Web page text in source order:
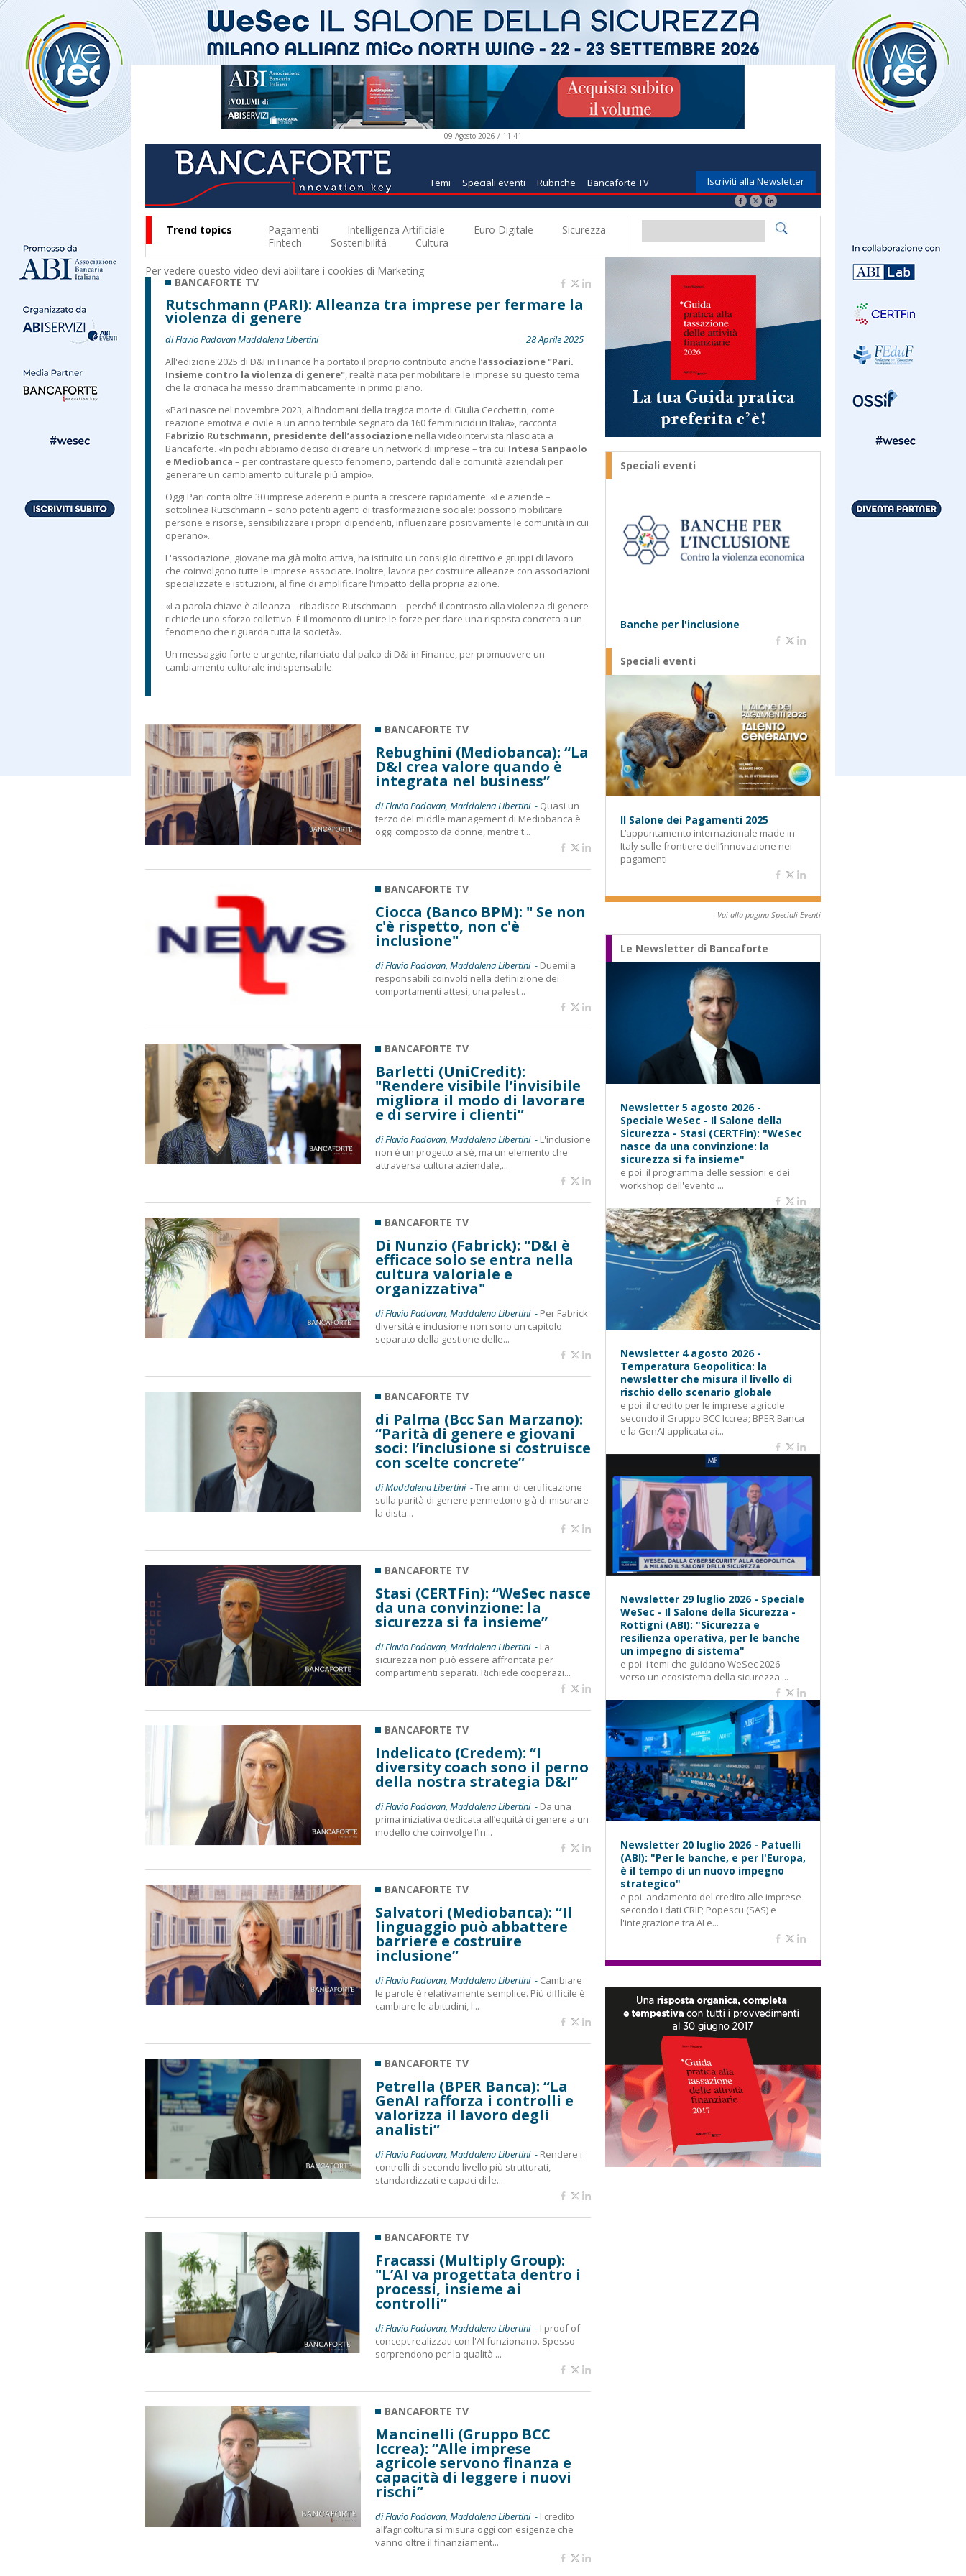
09 Agosto 2026 / 11:41
Temi Speciali eventi Rubriche Bancaforte TV Iscriviti alla Newsletter
Trend topics Pagamenti Intelligenza Artificiale Euro Digitale
Sicurezza
Fintech
Sostenibilità Cultura
Per vedere questo video devi abilitare i cookies di Marketing
BANCAFORTE TV
Rutschmann (PARI): Alleanza tra imprese per fermare la
violenza di genere
di Flavio Padovan Maddalena Libertini
28 Aprile 2025
All'edizione 2025 di D&I in Finance ha portato il proprio contributo anche l’associazione "Pari.
Insieme contro la violenza di genere", realtà nata per mobilitare le imprese su questo tema
che la cronaca ha messo drammaticamente in primo piano.
«Pari nasce nel novembre 2023, all’indomani della tragica morte di Giulia Cecchettin, come
reazione emotiva e civile a un anno terribile segnato da 160 femminicidi in Italia», racconta
Fabrizio Rutschmann, presidente dell’associazione nella videointervista rilasciata a
Bancaforte. «In pochi abbiamo deciso di creare un network di imprese – tra cui Intesa Sanpaolo
e Mediobanca – per contrastare questo fenomeno, partendo dalle comunità aziendali per
generare un cambiamento culturale più ampio».
Oggi Pari conta oltre 30 imprese aderenti e punta a crescere rapidamente: «Le aziende –
sottolinea Rutschmann – sono potenti agenti di trasformazione sociale: possono mobilitare
persone e risorse, sensibilizzare i propri dipendenti, influenzare positivamente le comunità in cui
operano».
L'associazione, giovane ma già molto attiva, ha istituito un consiglio direttivo e gruppi di lavoro
che coinvolgono tutte le imprese associate. Inoltre, lavora per costruire alleanze con associazioni
specializzate e istituzioni, al fine di amplificare l'impatto della propria azione.
«La parola chiave è alleanza – ribadisce Rutschmann – perché il contrasto alla violenza di genere
richiede uno sforzo collettivo. È il momento di unire le forze per dare una risposta concreta a un
fenomeno che riguarda tutta la società».
Un messaggio forte e urgente, rilanciato dal palco di D&I in Finance, per promuovere un
cambiamento culturale indispensabile.
BANCAFORTE TV
Rebughini (Mediobanca): “La
D&I crea valore quando è
integrata nel business”
di Flavio Padovan, Maddalena Libertini - Quasi un
terzo del middle management di Mediobanca è
oggi composto da donne, mentre t...
BANCAFORTE TV
Ciocca (Banco BPM): " Se non
c'è rispetto, non c'è
inclusione"
di Flavio Padovan, Maddalena Libertini - Duemila
responsabili coinvolti nella definizione dei
comportamenti attesi, una palest...
BANCAFORTE TV
Barletti (UniCredit):
"Rendere visibile l’invisibile
migliora il modo di lavorare
e di servire i clienti”
di Flavio Padovan, Maddalena Libertini - L'inclusione
non è un progetto a sé, ma un elemento che
attraversa cultura aziendale,...
BANCAFORTE TV
Di Nunzio (Fabrick): "D&I è
efficace solo se entra nella
cultura valoriale e
organizzativa"
di Flavio Padovan, Maddalena Libertini - Per Fabrick
diversità e inclusione non sono un capitolo
separato della gestione delle...
BANCAFORTE TV
di Palma (Bcc San Marzano):
“Parità di genere e giovani
soci: l’inclusione si costruisce
con scelte concrete”
di Maddalena Libertini -Tre anni di certificazione
sulla parità di genere permettono già di misurare
la dista...
BANCAFORTE TV
Stasi (CERTFin): “WeSec nasce
da una convinzione: la
sicurezza si fa insieme”
di Flavio Padovan, Maddalena Libertini - La
sicurezza non può essere affrontata per
compartimenti separati. Richiede cooperazi...
BANCAFORTE TV
Indelicato (Credem): “I
diversity coach sono il perno
della nostra strategia D&I”
di Flavio Padovan, Maddalena Libertini - Da una
prima iniziativa dedicata all’equità di genere a un
modello che coinvolge l’in...
BANCAFORTE TV
Salvatori (Mediobanca): “Il
linguaggio può abbattere
barriere e costruire
inclusione”
di Flavio Padovan, Maddalena Libertini - Cambiare
le parole è relativamente semplice. Più difficile è
cambiare le abitudini, l...
BANCAFORTE TV
Petrella (BPER Banca): “La
GenAI rafforza i controlli e
valorizza il lavoro degli
analisti”
di Flavio Padovan, Maddalena Libertini - Rendere i
controlli di secondo livello più strutturati,
standardizzati e capaci di le...
BANCAFORTE TV
Fracassi (Multiply Group):
"L’AI va progettata dentro i
processi, insieme ai
controlli”
di Flavio Padovan, Maddalena Libertini - I proof of
concept realizzati con l'AI funzionano. Spesso
sorprendono per la qualità ...
BANCAFORTE TV
Mancinelli (Gruppo BCC
Iccrea): “Alle imprese
agricole servono finanza e
capacità di leggere i nuovi
rischi”
di Flavio Padovan, Maddalena Libertini - l credito
all’agricoltura si misura oggi con esigenze che
vanno oltre il finanziament...
Speciali eventi
Banche per l'inclusione
Speciali eventi
Il Salone dei Pagamenti 2025
L’appuntamento internazionale made in
Italy sulle frontiere dell’innovazione nei
pagamenti
Vai alla pagina Speciali Eventi
Le Newsletter di Bancaforte
Newsletter 5 agosto 2026 -
Speciale WeSec - Il Salone della
Sicurezza - Stasi (CERTFin): "WeSec
nasce da una convinzione: la
sicurezza si fa insieme"
e poi: il programma delle sessioni e dei
workshop dell'evento ...
Newsletter 4 agosto 2026 -
Temperatura Geopolitica: la
newsletter che misura il livello di
rischio dello scenario globale
e poi: il credito per le imprese agricole
secondo il Gruppo BCC Iccrea; BPER Banca
e la GenAI applicata ai...
Newsletter 29 luglio 2026 - Speciale
WeSec - Il Salone della Sicurezza -
Rottigni (ABI): "Sicurezza e
resilienza operativa, per le banche
un impegno di sistema"
e poi: i temi che guidano WeSec 2026
verso un ecosistema della sicurezza ...
Newsletter 20 luglio 2026 - Patuelli
(ABI): "Per le banche, e per l'Europa,
è il tempo di un nuovo impegno
strategico"
e poi: andamento del credito alle imprese
secondo i dati CRIF; Popescu (SAS) e
l'integrazione tra AI e...